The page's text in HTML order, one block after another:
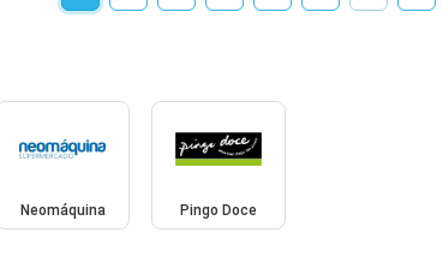
Neomáquina Pingo Doce